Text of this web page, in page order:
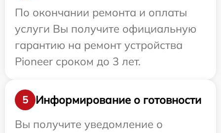
По окончании ремонта и оплаты
услуги Вы получите официальную
гарантию на ремонт устройства
Pioneer сроком до 3 лет.
5
Информирование о готовности
Вы получите уведомление о